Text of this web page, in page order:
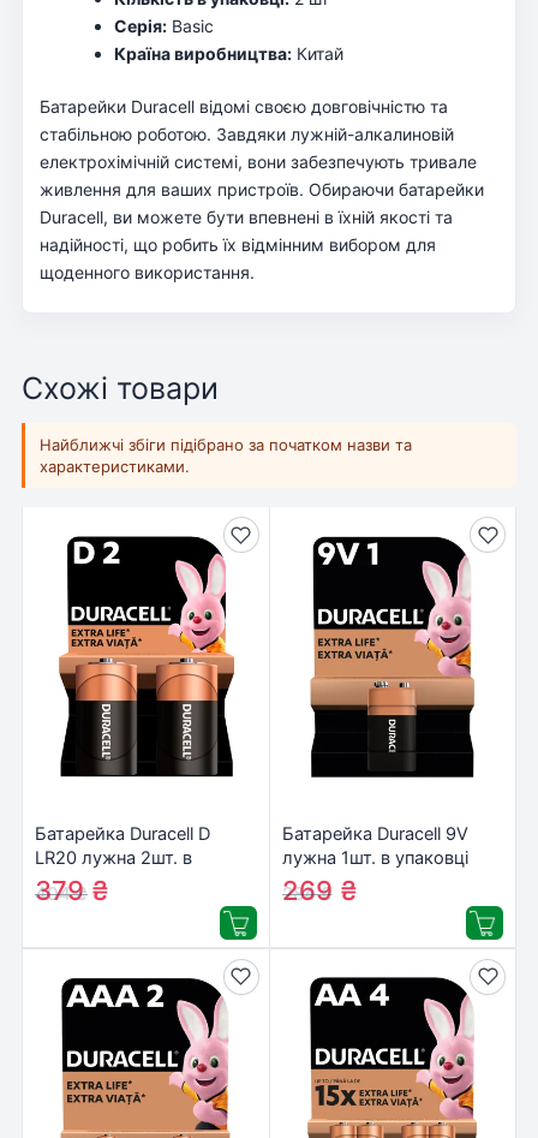
Серія: Basic
Країна виробництва: Китай
Батарейки Duracell відомі своєю довговічністю та
стабільною роботою. Завдяки лужній-алкалиновій
електрохімічній системі, вони забезпечують тривале
живлення для ваших пристроїв. Обираючи батарейки
Duracell, ви можете бути впевнені в їхній якості та
надійності, що робить їх відмінним вибором для
щоденного використання.
Схожі товари
Найближчі збіги підібрано за початком назви та
характеристиками.
Батарейка Duracell D
LR20 лужна 2шт. в
упаковці
(81545439/5005987/5014435)
404₴
379₴
Батарейка Duracell 9V
лужна 1шт. в упаковці
(5000394066267 /
81483681)
284₴
269 ₴